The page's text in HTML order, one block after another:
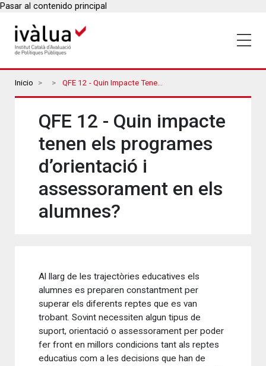
Pasar al contenido principal
Breadcrumbs
Inicio QFE 12 - Quin Impacte Tenen Els Programes D’orientació I Assessorament En Els Alumnes?
QFE 12 - Quin impacte
tenen els programes
d’orientació i
assessorament en els
alumnes?
Al llarg de les trajectòries educatives els
alumnes es preparen constantment per
superar els diferents reptes que es van
trobant. Sovint necessiten algun tipus de
suport, orientació o assessorament per poder
fer front en millors condicions tant als reptes
educatius com a les decisions que han de